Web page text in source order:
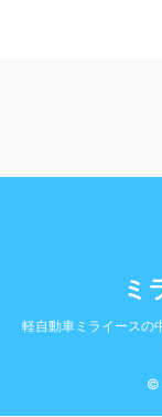
ミ
軽自動車ミライースの
©